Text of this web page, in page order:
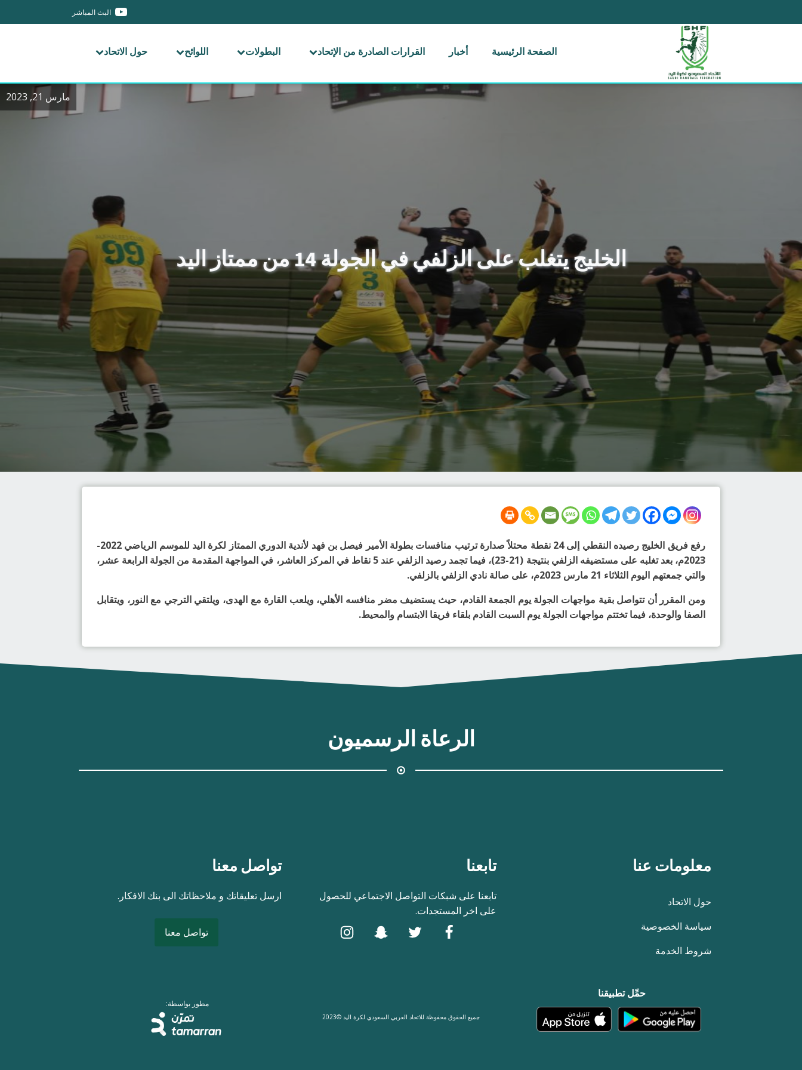
البث المباشر
الصفحة الرئيسية أخبار القرارات الصادرة من الإتحاد البطولات اللوائح حول الاتحاد
مارس 21, 2023
الخليج يتغلب على الزلفي في الجولة 14 من ممتاز اليد
رفع فريق الخليج رصيده النقطي إلى 24 نقطة محتلاً صدارة ترتيب منافسات بطولة الأمير فيصل بن فهد لأندية الدوري الممتاز لكرة اليد للموسم الرياضي 2022-
2023م، بعد تغلبه على مستضيفه الزلفي بنتيجة (21-23)، فيما تجمد رصيد الزلفي عند 5 نقاط في المركز العاشر، في المواجهة المقدمة من الجولة الرابعة عشر،
والتي جمعتهم اليوم الثلاثاء 21 مارس 2023م، على صالة نادي الزلفي بالزلفي.
ومن المقرر أن تتواصل بقية مواجهات الجولة يوم الجمعة القادم، حيث يستضيف مضر منافسه الأهلي، ويلعب القارة مع الهدى، ويلتقي الترجي مع النور، ويتقابل
الصفا والوحدة، فيما تختتم مواجهات الجولة يوم السبت القادم بلقاء فريقا الابتسام والمحيط.
الرعاة الرسميون
معلومات عنا
حول الاتحاد
سياسة الخصوصية
شروط الخدمة
تابعنا
تابعنا على شبكات التواصل الاجتماعي للحصول
على اخر المستجدات.
تواصل معنا
ارسل تعليقاتك و ملاحظاتك الى بنك الافكار.
تواصل معنا
حمِّل تطبيقنا
جميع الحقوق محفوظة للاتحاد العربي السعودي لكرة اليد ©2023
مطور بواسطة: